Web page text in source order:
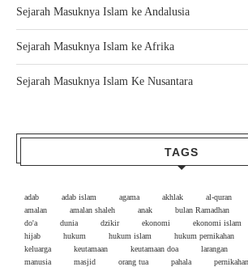
Sejarah Masuknya Islam ke Andalusia
Sejarah Masuknya Islam ke Afrika
Sejarah Masuknya Islam Ke Nusantara
TAGS
adab adab islam agama akhlak al-quran
amalan
amalan shaleh anak bulan Ramadhan
do'a
dunia dzikir ekonomi ekonomi islam
hijab
hukum hukum islam hukum pernikahan
keluarga
keutamaan keutamaan doa larangan
manusia
masjid orang tua pahala pernikahan